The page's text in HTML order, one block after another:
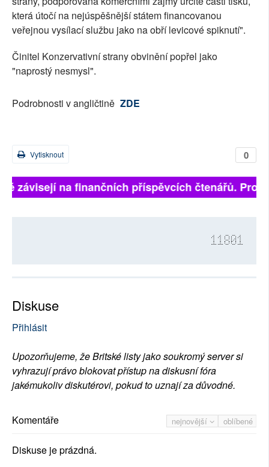
která útočí na nejúspěšnější státem financovanou
veřejnou vysílací službu jako na obří levicové spiknutí".
Činitel Konzervativní strany obvinění popřel jako
"naprostý nesmysl".
Podrobnosti v angličtině ZDE
0
Vytisknout
závisejí na finančních příspěvcích čtenářů.
11801
Diskuse
Přihlásit
Upozorňujeme, že Britské listy jako soukromý server si
vyhrazují právo blokovat přístup na diskusní fóra
jakémukoliv diskutérovi, pokud to uznají za důvodné.
nejnovější oblíbené
Komentáře
Diskuse je prázdná.